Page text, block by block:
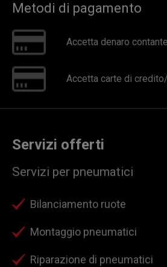
Metodi di pagamento
Accetta denaro contante
Accetta carte di
Servizi offerti
Servizi per pneumatici
Bilanciamento ruote
Montaggio pneumatici
Riparazione di pneumatici